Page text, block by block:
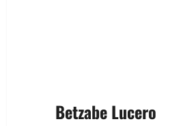
Betzabe Lucero